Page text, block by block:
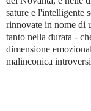
sature e l'intelligente
rinnovate in nome di
tanto nella durata -
dimensione
malinconica